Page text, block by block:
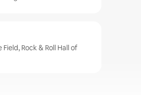
Rock & Roll Hall of